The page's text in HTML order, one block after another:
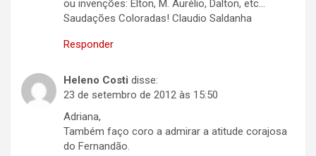
ou invenções: Elton, M. Aurélio, Dalton, etc…
Saudações Coloradas! Claudio Saldanha
Responder
Heleno Costi disse:
23 de setembro de 2012 às 15:50
Adriana,
Também faço coro a admirar a atitude corajosa
do Fernandão.